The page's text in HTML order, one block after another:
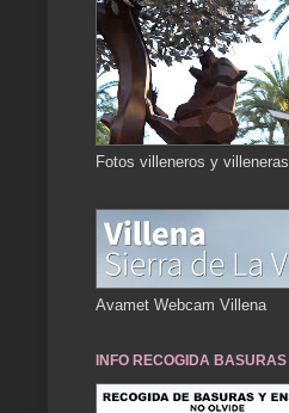
Fotos villeneros y villeneras
Avamet Webcam Villena
INFO RECOGIDA BASURAS